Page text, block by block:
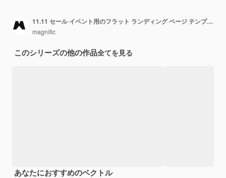
11.11 セール イベント用のフラット ランディング ページ テンプレート
magnific
このシリーズの他の作品全てを見る
あなたにおすすめのベクトル